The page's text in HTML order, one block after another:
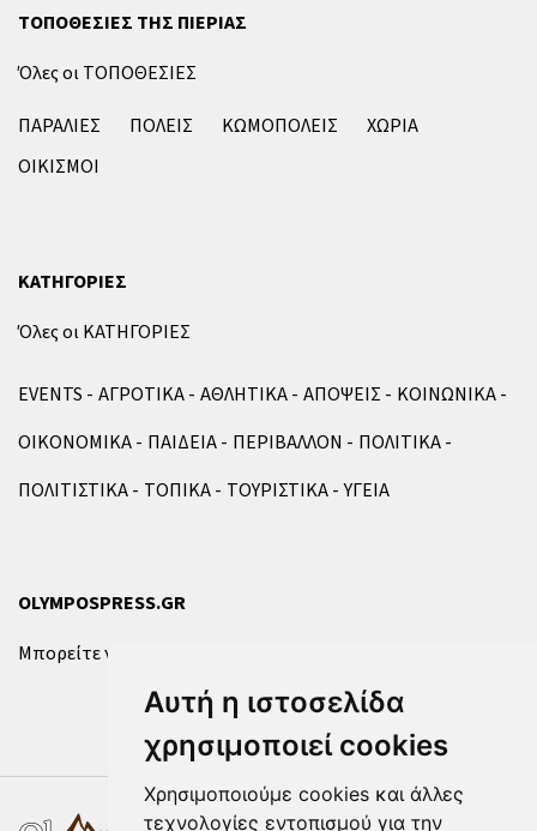
Αυτή η ιστοσελίδα
χρησιμοποιεί cookies
Χρησιμοποιούμε cookies και άλλες
τεχνολογίες εντοπισμού για την
ΤΟΠΟΘΕΣΙΕΣ ΤΗΣ ΠΙΕΡΙΑΣ
Όλες οι ΤΟΠΟΘΕΣΙΕΣ
ΠΑΡΑΛΙΕΣ
ΠΟΛΕΙΣ ΚΩΜΟΠΟΛΕΙΣ
ΧΩΡΙΑ
ΟΙΚΙΣΜΟΙ
ΚΑΤΗΓΟΡΙΕΣ
Όλες οι ΚΑΤΗΓΟΡΙΕΣ
EVENTS ΑΓΡΟΤΙΚΑ ΑΘΛΗΤΙΚΑ ΑΠΟΨΕΙΣ
ΚΟΙΝΩΝΙΚΑ
ΟΙΚΟΝΟΜΙΚΑ
ΠΑΙΔΕΙΑ ΠΕΡΙΒΑΛΛΟΝ
ΠΟΛΙΤΙΚΑ
ΠΟΛΙΤΙΣΤΙΚΑ
ΤΟΠΙΚΑ ΤΟΥΡΙΣΤΙΚΑ ΥΓΕΙΑ
OLYMPOSPRESS.GR
Μπορείτε να επικοινωνήσετε μαζί μας μέσω της